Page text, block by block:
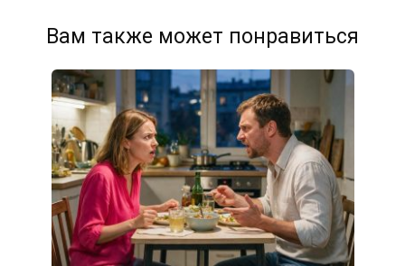
Вам также может понравиться